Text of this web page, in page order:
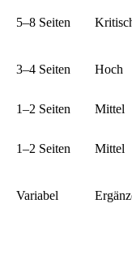
5–8 Seiten
3–4 Seiten Hoch
1–2 Seiten Mittel
1–2 Seiten Mittel
Variabel